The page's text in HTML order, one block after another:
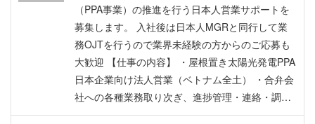
1回（＋特別有給7日あり） ・通勤・帰宅時のGra
b利用可（会社負担） ・年1回の健康診断 ・有給
休暇：12日（1日/月） 【試用期間】 2ヶ月（試用
期間中は給与85%支給） 【希望入社時期】 2026
年12月〜2027年1月
（PPA事業）の推進を行う日本人営業サポートを
募集します。 入社後は日本人MGRと同行して業
務OJTを行うので業界未経験の方からのご応募も
大歓迎 【仕事の内容】 ・屋根置き太陽光発電PPA
日本企業向け法人営業（ベトナム全土） ・合弁会
社への各種業務取り次ぎ、進捗管理・連絡・調整
業務 ・顧客データ調査、市場調査（マーケティン